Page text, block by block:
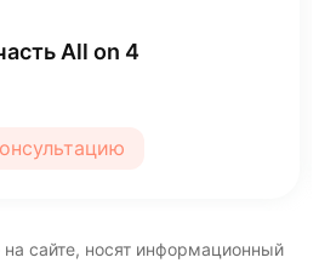
(открытый)
сайте, носят информационный